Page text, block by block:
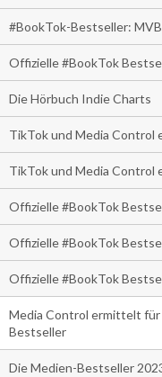
#BookTok-Bestseller:
Offizielle #BookTok
Die Hörbuch Indie Charts
TikTok und Media Control
TikTok und Media Control
Offizielle #BookTok
Offizielle #BookTok
Offizielle #BookTok
Media Control ermittelt für
Bestseller
Die Medien-Bestseller